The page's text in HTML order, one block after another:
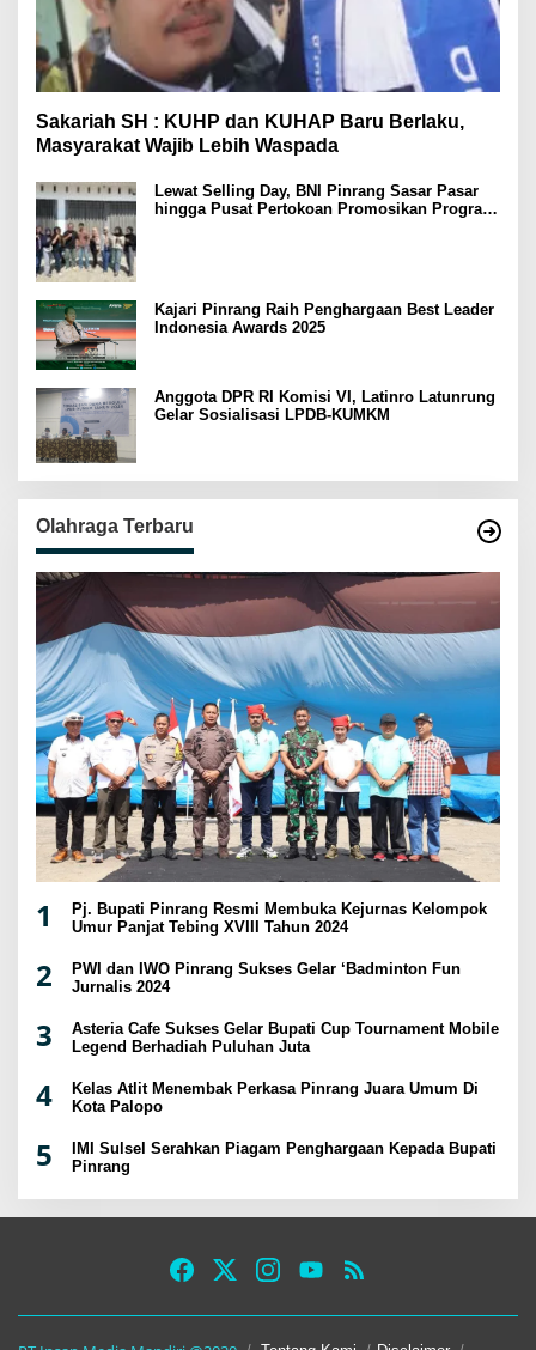
Sakariah SH : KUHP dan KUHAP Baru Berlaku,
Masyarakat Wajib Lebih Waspada
Lewat Selling Day, BNI Pinrang Sasar Pasar
hingga Pusat Pertokoan Promosikan Program
Kajari Pinrang Raih Penghargaan Best Leader
Indonesia Awards 2025
Anggota DPR RI Komisi VI, Latinro Latunrung
Gelar Sosialisasi LPDB-KUMKM
Olahraga Terbaru
1
Pj. Bupati Pinrang Resmi Membuka Kejurnas Kelompok
Umur Panjat Tebing XVIII Tahun 2024
2
PWI dan IWO Pinrang Sukses Gelar ‘Badminton Fun
Jurnalis 2024
3
Asteria Cafe Sukses Gelar Bupati Cup Tournament Mobile
Legend Berhadiah Puluhan Juta
4
Kelas Atlit Menembak Perkasa Pinrang Juara Umum Di
Kota Palopo
5
IMI Sulsel Serahkan Piagam Penghargaan Kepada Bupati
Pinrang